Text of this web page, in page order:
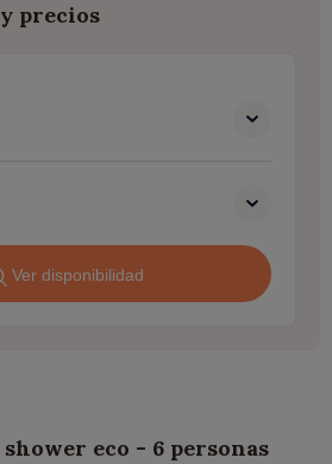
precios
Ver disponibilidad
eco - 6 personas